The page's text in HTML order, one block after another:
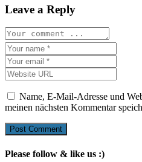
Leave a Reply
Name, E-Mail-Adresse und
meinen nächsten Kommentar
Please follow & like us :)